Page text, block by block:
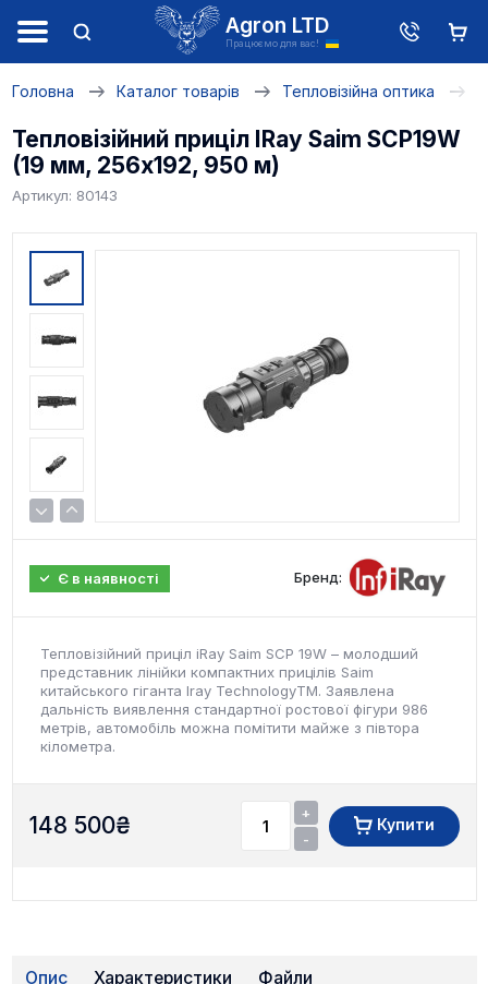
Agron LTD
Працюємо для вас!
Головна Каталог товарів Тепловізійна оптика
Тепловізійний приціл IRay Saim SCP19W
(19 мм, 256х192, 950 м)
Артикул: 80143
Є в наявності Бренд:
Тепловізійний приціл iRay Saim SCP 19W – молодший
представник лінійки компактних прицілів Saim
китайського гіганта Iray TechnologyТМ. Заявлена
дальність виявлення стандартної ростової фігури 986
метрів, автомобіль можна помітити майже з півтора
кілометра.
148 500₴
+
-
Купити
Опис Характеристики Файли